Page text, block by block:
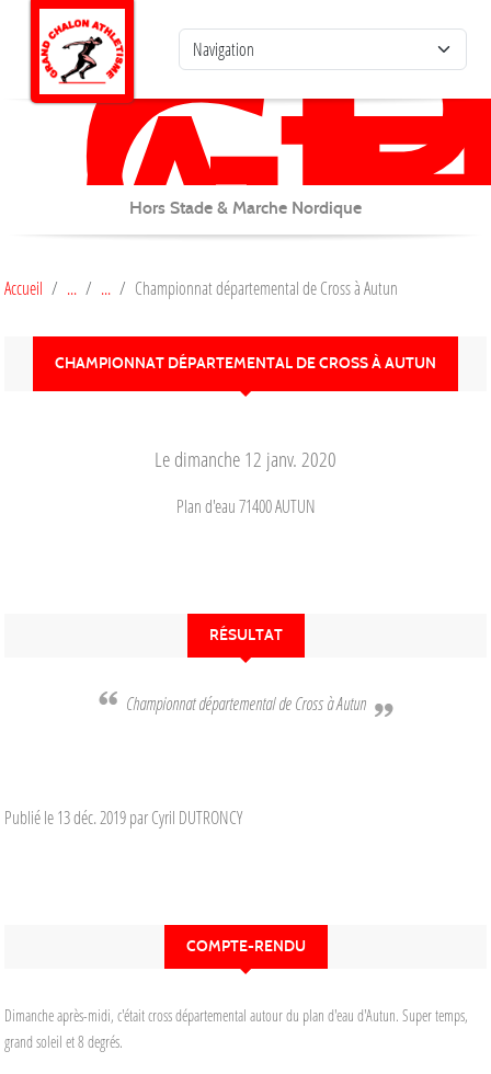
Hors Stade & Marche Nordique
Accueil Championnat départemental de Cross à Autun
CHAMPIONNAT DÉPARTEMENTAL DE CROSS À AUTUN
Le dimanche 12 janv. 2020
Plan d'eau71400AUTUN
RÉSULTAT
Championnat départemental de Cross à Autun
Publié le13 déc. 2019par Cyril DUTRONCY
COMPTE-RENDU
Dimanche après-midi, c'était cross départemental autour du plan d'eau d'Autun. Super temps,
grand soleil et 8 degrés.
Panneau de gestion des cookies